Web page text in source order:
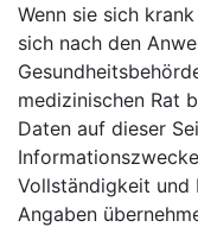
Wenn sie sich
sich nach den
medizinischen Rat
Daten auf dieser
Vollständigkeit und
Angaben